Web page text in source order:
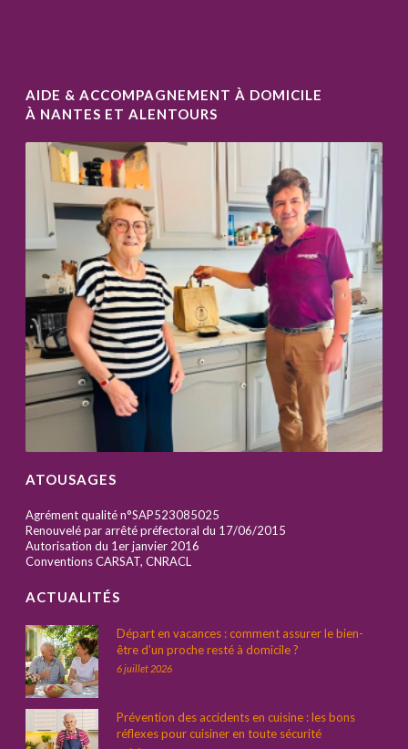
AIDE & ACCOMPAGNEMENT À DOMICILE
À NANTES ET ALENTOURS
ATOUSAGES
Agrément qualité n°SAP523085025
Renouvelé par arrêté préfectoral du 17/06/2015
Autorisation du 1er janvier 2016
Conventions CARSAT, CNRACL
ACTUALITÉS
Départ en vacances : comment assurer le bien-
être d’un proche resté à domicile ?
6 juillet 2026
Prévention des accidents en cuisine : les bons
réflexes pour cuisiner en toute sécurité